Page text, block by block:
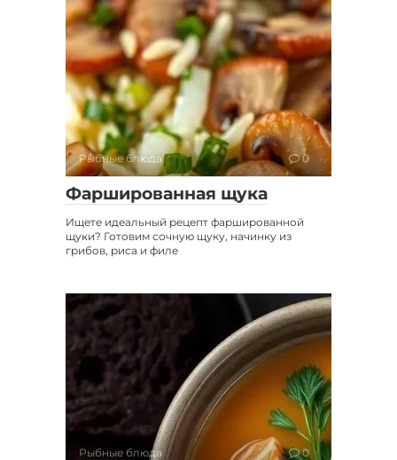
Рыбные блюда 0
Фаршированная щука
Ищете идеальный рецепт фаршированной
щуки? Готовим сочную щуку, начинку из
грибов, риса и филе
Рыбные блюда 0